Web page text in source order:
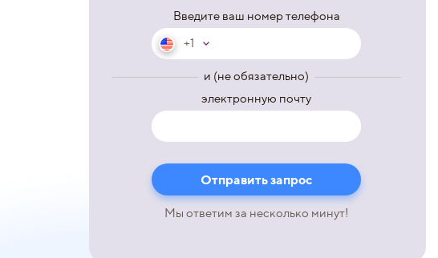
Введите ваш номер телефона
+1
и (не обязательно)
электронную почту
Мы ответим за несколько минут!